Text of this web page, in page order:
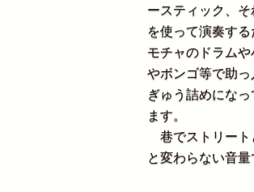
ースティック、
を使って演奏す
モチャのドラム
やボンゴ等で助
ぎゅう詰めにな
ます。
巷でストリート
と変わらない音量